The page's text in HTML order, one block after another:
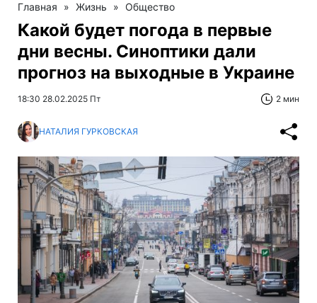
Главная » Жизнь » Общество
Какой будет погода в первые
дни весны. Синоптики дали
прогноз на выходные в Украине
18:30 28.02.2025 Пт 2 мин
НАТАЛИЯ ГУРКОВСКАЯ